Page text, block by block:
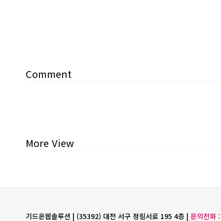
Comment
More View
기드온웹솔루션 | (35392) 대전 서구 정림서로 195 4층 | 문의전화